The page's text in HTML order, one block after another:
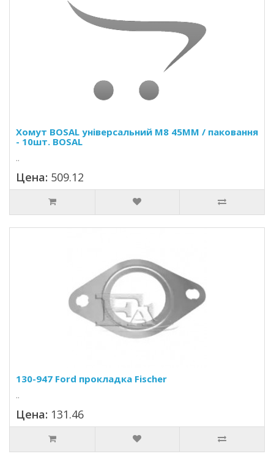
Хомут BOSAL універсальний M8 45MM / паковання
- 10шт. BOSAL
..
Цена: 509.12
130-947 Ford прокладка Fischer
..
Цена: 131.46